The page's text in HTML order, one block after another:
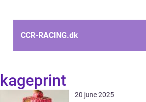
CCR-RACING.dk
kageprint
20 june 2025